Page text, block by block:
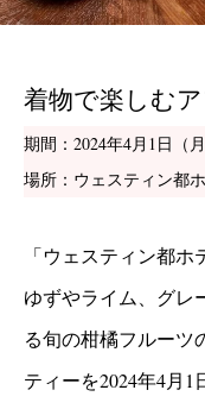
着物で楽しむ
期間：2024年4月1日（
場所：ウェスティン都
「ウェスティン都ホ
ゆずやライム、グレ
る旬の柑橘フルーツ
ティーを2024年4月